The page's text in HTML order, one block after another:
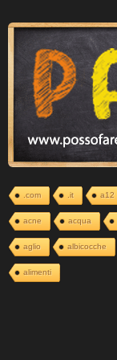
.com .it a12
acne acqua
aglio albicocche
alimenti